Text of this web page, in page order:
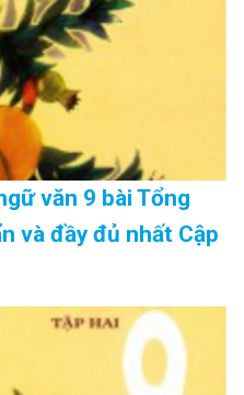
văn 9 bài Tổng
và đầy đủ nhất Cập